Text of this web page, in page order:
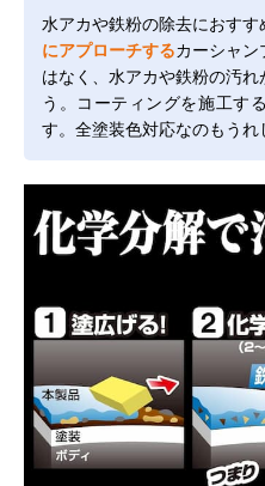
水アカや鉄粉の除去におすす
にアプローチするカーシャン
はなく、水アカや鉄粉の汚
う。コーティングを施工す
す。全塗装色対応なのもうれ